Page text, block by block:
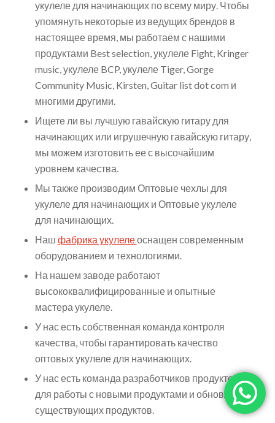
укулеле для начинающих по всему миру. Чтобы
упомянуть некоторые из ведущих брендов в
настоящее время, мы работаем с нашими
продуктами Best selection, укулеле Fight, Kringer
music, укулеле BCP, укулеле Tiger, Gorge
Community Music, Kirsten, Guitar list dot com и
многими другими.
Ищете ли вы лучшую гавайскую гитару для
начинающих или игрушечную гавайскую гитару,
мы можем изготовить ее с высочайшим
уровнем качества.
Мы также производим Оптовые чехлы для
укулеле для начинающих и Оптовые укулеле
для начинающих.
Наш фабрика укулелеоснащен современным
оборудованием и технологиями.
На нашем заводе работают
высококвалифицированные и опытные
мастера укулеле.
У нас есть собственная команда контроля
качества, чтобы гарантировать качество
оптовых укулеле для начинающих.
У нас есть команда разработчиков продуктов
для работы с новыми продуктами и обновления
существующих продуктов.